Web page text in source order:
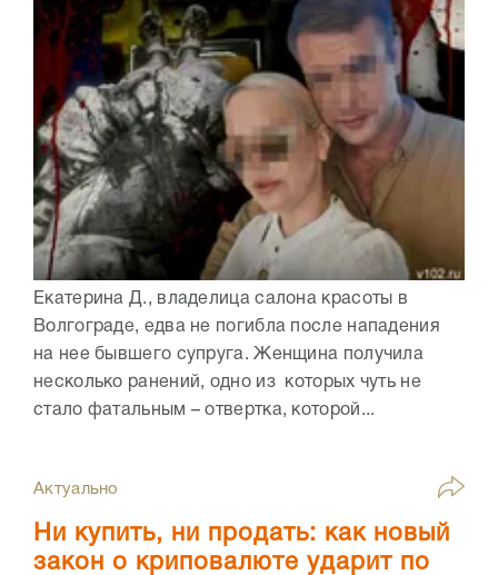
Екатерина Д., владелица салона красоты в
Волгограде, едва не погибла после нападения
на нее бывшего супруга. Женщина получила
несколько ранений, одно из которых чуть не
стало фатальным – отвертка, которой...
Актуально
Ни купить, ни продать: как новый
закон о криповалюте ударит по